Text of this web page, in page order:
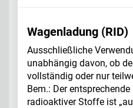
Wagenladung (RID)
Ausschließliche
unabhängig davon, ob
vollständig oder nur
Bem.: Der
radioaktiver Stoffe ist